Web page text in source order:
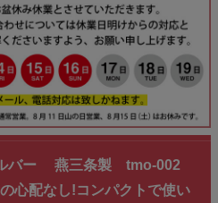
バー 燕三条製 tmo-002
心配なし!コンパクトで使い